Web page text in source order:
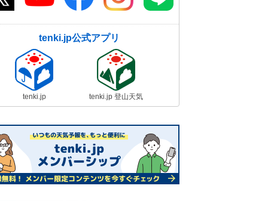
tenki.jp公式アプリ
tenki.jp tenki.jp 登山天気